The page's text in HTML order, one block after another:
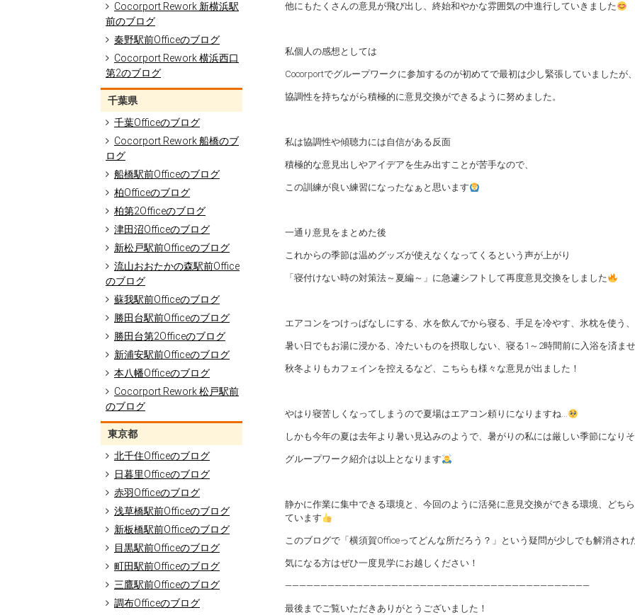
Cocorport Rework 新横浜駅
前のブログ
秦野駅前Officeのブログ
Cocorport Rework 横浜西口
第2のブログ
千葉県
千葉Officeのブログ
Cocorport Rework 船橋のブ
ログ
船橋駅前Officeのブログ
柏Officeのブログ
柏第2Officeのブログ
津田沼Officeのブログ
新松戸駅前Officeのブログ
流山おおたかの森駅前Office
のブログ
蘇我駅前Officeのブログ
勝田台駅前Officeのブログ
勝田台第2Officeのブログ
新浦安駅前Officeのブログ
本八幡Officeのブログ
Cocorport Rework 松戸駅前
のブログ
東京都
北千住Officeのブログ
日暮里Officeのブログ
赤羽Officeのブログ
浅草橋駅前Officeのブログ
新板橋駅前Officeのブログ
目黒駅前Officeのブログ
町田駅前Officeのブログ
三鷹駅前Officeのブログ
調布Officeのブログ
他にもたくさんの意見が飛び出し、終始和やかな雰囲気の中進行していきました
私個人の感想としては
Cocorportでグループワークに参加するのが初めてで最初は少し緊張していましたが、
協調性を持ちながら積極的に意見交換ができるように努めました。
私は協調性や傾聴力には自信がある反面
積極的な意見出しやアイデアを生み出すことが苦手なので、
この訓練が良い練習になったなぁと思います
一通り意見をまとめた後
これからの季節は温めグッズが使えなくなってくるという声が上がり
「寝付けない時の対策法～夏編～」に急遽シフトして再度意見交換をしました
エアコンをつけっぱなしにする、水を飲んでから寝る、手足を冷やす、氷枕を使う、
暑い日でもお湯に浸かる、冷たいものを摂取しない、寝る1～2時間前に入浴を済ませ
秋冬よりもカフェインを控えるなど、こちらも様々な意見が出ました！
やはり寝苦しくなってしまうので夏場はエアコン頼りになりますね…
しかも今年の夏は去年より暑い見込みのようで、暑がりの私には厳しい季節になり
グループワーク紹介は以上となります
静かに作業に集中できる環境と、今回のように活発に意見交換ができる環境、どち
ています
このブログで「横須賀Officeってどんな所だろう？」という疑問が少しでも解消され
気になる方はぜひ一度見学にお越しください！
―――――――――――――――――――――――――――――――――――――――――――
最後までご覧いただきありがとうございました！